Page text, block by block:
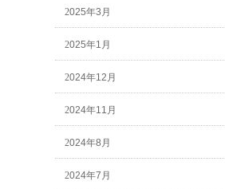
2025年3月
2025年1月
2024年12月
2024年11月
2024年8月
2024年7月